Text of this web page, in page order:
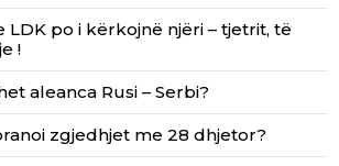
LDK po i kërkojnë njëri – tjetrit, të
!
aleanca Rusi – Serbi?
zgjedhjet me 28 dhjetor?